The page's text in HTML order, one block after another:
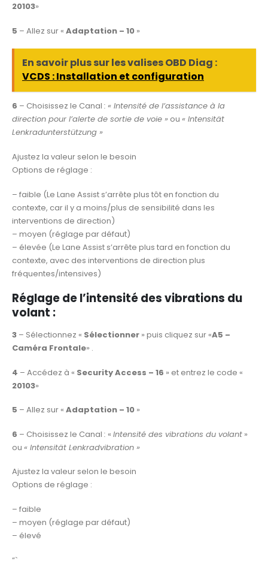
20103»
5 – Allez sur « Adaptation – 10 »
En savoir plus sur les valises OBD Diag :
VCDS : Installation et configuration
6 – Choisissez le Canal : « Intensité de l’assistance à la
direction pour l’alerte de sortie de voie » ou « Intensität
Lenkradunterstützung »
Ajustez la valeur selon le besoin
Options de réglage :
– faible (Le Lane Assist s’arrête plus tôt en fonction du
contexte, car il y a moins/plus de sensibilité dans les
interventions de direction)
– moyen (réglage par défaut)
– élevée (Le Lane Assist s’arrête plus tard en fonction du
contexte, avec des interventions de direction plus
fréquentes/intensives)
Réglage de l’intensité des vibrations du
volant :
3 – Sélectionnez « Sélectionner » puis cliquez sur «A5 –
Caméra Frontale» .
4 – Accédez à « Security Access – 16 » et entrez le code «
20103»
5 – Allez sur « Adaptation – 10 »
6 – Choisissez le Canal : « Intensité des vibrations du volant »
ou « Intensität Lenkradvibration »
Ajustez la valeur selon le besoin
Options de réglage :
– faible
– moyen (réglage par défaut)
– élevé
“`